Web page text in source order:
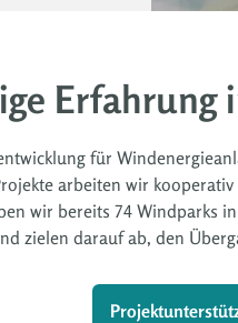
Erfahrung
für
arbeiten wir
wir bereits 74
zielen darauf ab, den